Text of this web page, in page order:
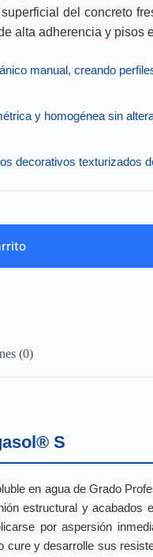
del concreto
alta adherencia y pisos
manual, creando
y homogénea sin
decorativos texturizados
(0)
S
en agua de Grado
estructural y
por aspersión
y desarrolle sus